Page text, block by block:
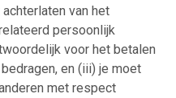
van het
persoonlijk
voor het betalen
en (iii) je moet
met respect